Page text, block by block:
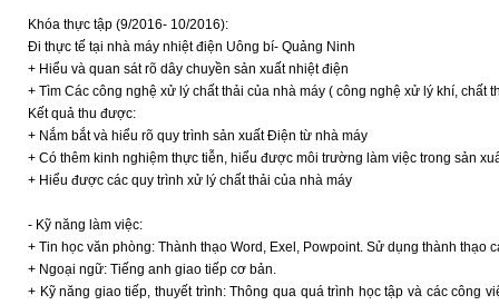
Khóa thực tập (9/2016- 10/2016):
Đi thực tế tại nhà máy nhiệt điện Uông bí- Quảng Ninh
+ Hiểu và quan sát rõ dây chuyền sản xuất nhiệt điện
+ Tìm Các công nghệ xử lý chất thải của nhà máy ( công nghệ xử lý khí, chất
Kết quả thu được:
+ Nắm bắt và hiểu rõ quy trình sản xuất Điện từ nhà máy
+ Có thêm kinh nghiệm thực tiễn, hiểu được môi trường làm việc trong sản
+ Hiểu được các quy trình xử lý chất thải của nhà máy
- Kỹ năng làm việc:
+ Tin học văn phòng: Thành thạo Word, Exel, Powpoint. Sử dụng thành thạo
+ Ngoại ngữ: Tiếng anh giao tiếp cơ bản.
+ Kỹ năng giao tiếp, thuyết trình: Thông qua quá trình học tập và các công